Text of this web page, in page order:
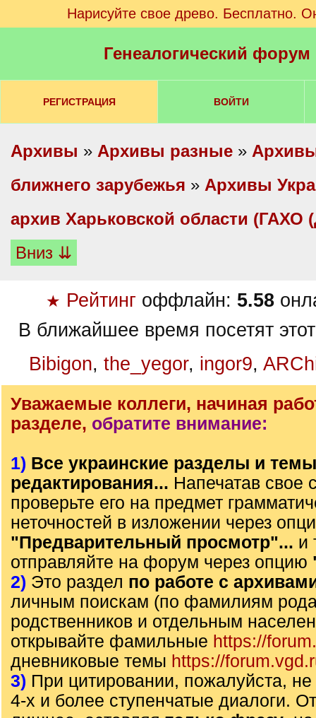
Нарисуйте свое древо. Бесплатно.
Генеалогический
РЕГИСТРАЦИЯ ВОЙТИ
Архивы » Архивы разные »
ближнего зарубежья » Архивы
архив Харьковской области (ГАХО
Вниз ⇊
★ Рейтинг оффлайн: 5.58
В ближайшее время посетят
Bibigon, the_yegor, ingor9,
Уважаемые коллеги, начиная
разделе, обратите внимание:
1) Все украинские разделы и
редактирования... Напечатав свое
проверьте его на предмет
неточностей в изложении через
"Предварительный просмотр"... и
отправляйте на форум через опцию
2) Это раздел по работе с
личным поискам (по фамилиям
родственников и отдельным
открывайте фамильные https://
дневниковые темы https://
3) При цитировании, пожалуйста, не
4-х и более ступенчатые диалоги.